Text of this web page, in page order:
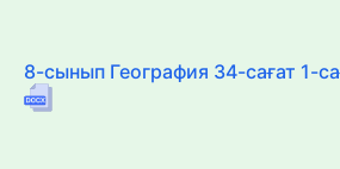
8-сынып География 34-сағат 1-